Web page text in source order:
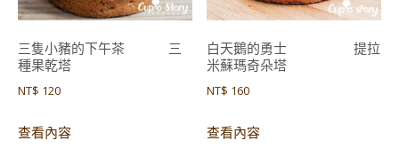
三隻小豬的下午茶 三
種果乾塔
NT$ 120
查看內容
白天鵝的勇士 提拉
米蘇瑪奇朵塔
NT$ 160
查看內容